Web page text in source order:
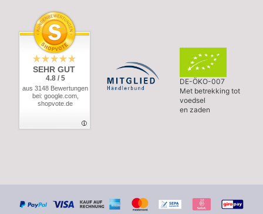
SEHR GUT
4.8 / 5
aus 3148 Bewertungen
bei: google.com,
shopvote.de
DE-ÖKO-007
Met betrekking tot
voedsel
en zaden